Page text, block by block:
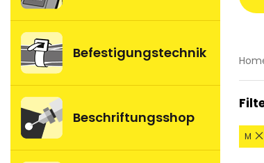
Befestigungstechnik
Beschriftungsshop
M